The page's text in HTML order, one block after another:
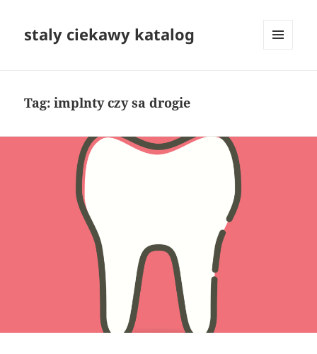
staly ciekawy katalog
Tag:implnty czy sa drogie